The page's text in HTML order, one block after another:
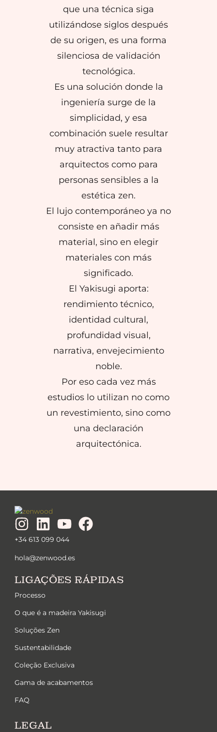
que una técnica siga
utilizándose siglos después
de su origen, es una forma
silenciosa de validación
tecnológica.
Es una solución donde la
ingeniería surge de la
simplicidad, y esa
combinación suele resultar
muy atractiva tanto para
arquitectos como para
personas sensibles a la
estética zen.
El lujo contemporáneo ya no
consiste en añadir más
material, sino en elegir
materiales con más
significado.
El Yakisugi aporta:
rendimiento técnico,
identidad cultural,
profundidad visual,
narrativa, envejecimiento
noble.
Por eso cada vez más
estudios lo utilizan no como
un revestimiento, sino como
una declaración
arquitectónica.
+34 613 099 044
hola@zenwood.es
LIGAÇÕES RÁPIDAS
Processo
O que é a madeira Yakisugi
Soluções Zen
Sustentabilidade
Coleção Exclusiva
Gama de acabamentos
FAQ
LEGAL